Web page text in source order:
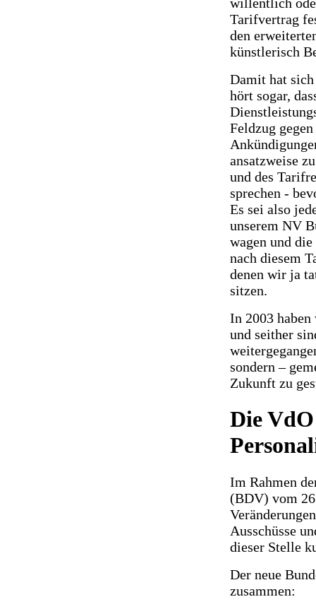
Tarifvertrag
den
künstlerisch
Damit hat
hört sogar,
Feldzug
ansatzweise
und des
sprechen -
Es sei also
unserem NV
wagen und
nach diesem
denen wir ja
sitzen.
In 2003
und seither
sondern –
Zukunft zu
Die
Im Rahmen
(BDV) vom
Ausschüsse
dieser Stelle
Der neue
zusammen: